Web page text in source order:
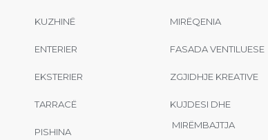
KUZHINË
ENTERIER
EKSTERIER
TARRACË
PISHINA
MIRËQENIA
FASADA VENTILUESE
ZGJIDHJE KREATIVE
KUJDESI DHE
MIRËMBAJTJA